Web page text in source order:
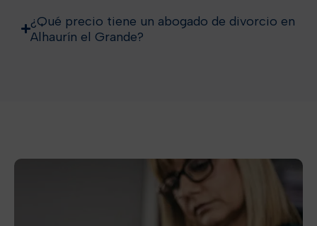
¿Qué precio tiene un abogado de divorcio en
Alhaurín el Grande?